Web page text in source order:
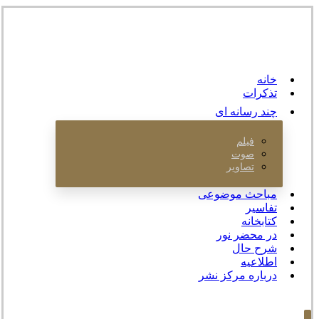
خانه
تذکرات
چند رسانه ای
فیلم
صوت
تصاویر
مباحث موضوعی
تفاسیر
کتابخانه
در محضر نور
شرح حال
اطلاعیه
درباره مرکز نشر